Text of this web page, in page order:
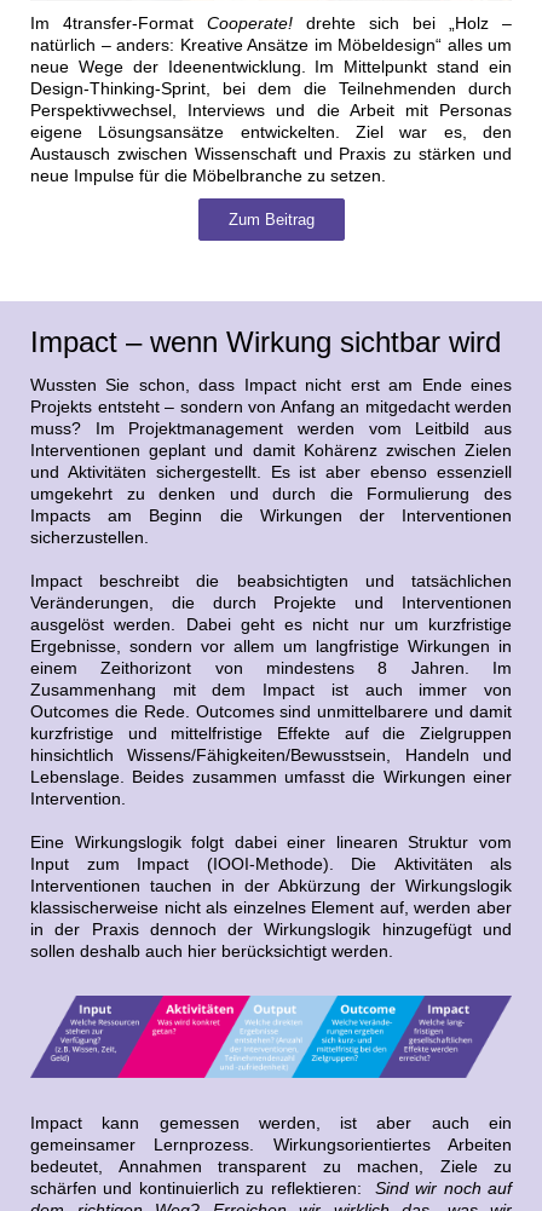
Im 4transfer-Format Cooperate! drehte sich bei „Holz –
natürlich – anders: Kreative Ansätze im Möbeldesign“ alles um
neue Wege der Ideenentwicklung. Im Mittelpunkt stand ein
Design-Thinking-Sprint, bei dem die Teilnehmenden durch
Perspektivwechsel, Interviews und die Arbeit mit Personas
eigene Lösungsansätze entwickelten. Ziel war es, den
Austausch zwischen Wissenschaft und Praxis zu stärken und
neue Impulse für die Möbelbranche zu setzen.
Zum Beitrag
Impact – wenn Wirkung sichtbar wird
Wussten Sie schon, dass Impact nicht erst am Ende eines
Projekts entsteht – sondern von Anfang an mitgedacht werden
muss? Im Projektmanagement werden vom Leitbild aus
Interventionen geplant und damit Kohärenz zwischen Zielen
und Aktivitäten sichergestellt. Es ist aber ebenso essenziell
umgekehrt zu denken und durch die Formulierung des
Impacts am Beginn die Wirkungen der Interventionen
sicherzustellen.
Impact beschreibt die beabsichtigten und tatsächlichen
Veränderungen, die durch Projekte und Interventionen
ausgelöst werden. Dabei geht es nicht nur um kurzfristige
Ergebnisse, sondern vor allem um langfristige Wirkungen in
einem Zeithorizont von mindestens 8 Jahren. Im
Zusammenhang mit dem Impact ist auch immer von
Outcomes die Rede. Outcomes sind unmittelbarere und damit
kurzfristige und mittelfristige Effekte auf die Zielgruppen
hinsichtlich Wissens/Fähigkeiten/Bewusstsein, Handeln und
Lebenslage. Beides zusammen umfasst die Wirkungen einer
Intervention.
Eine Wirkungslogik folgt dabei einer linearen Struktur vom
Input zum Impact (IOOI-Methode). Die Aktivitäten als
Interventionen tauchen in der Abkürzung der Wirkungslogik
klassischerweise nicht als einzelnes Element auf, werden aber
in der Praxis dennoch der Wirkungslogik hinzugefügt und
sollen deshalb auch hier berücksichtigt werden.
Impact kann gemessen werden, ist aber auch ein
gemeinsamer Lernprozess. Wirkungsorientiertes Arbeiten
bedeutet, Annahmen transparent zu machen, Ziele zu
schärfen und kontinuierlich zu reflektieren: Sind wir noch auf